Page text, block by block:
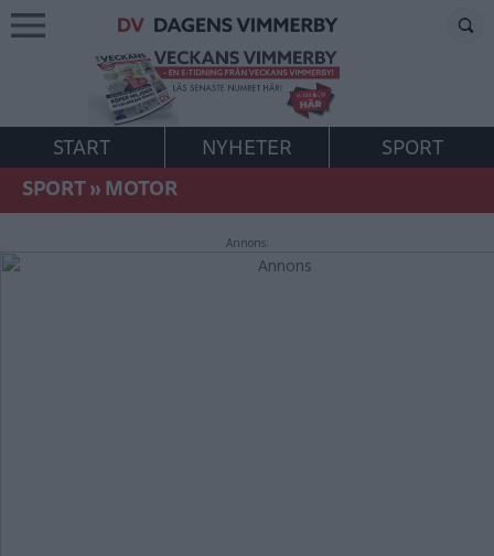
START NYHETER
SPORT
SPORT»MOTOR
Annons: